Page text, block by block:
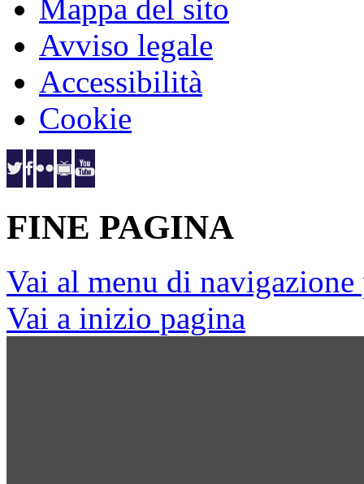
Mappa del sito
Avviso legale
Accessibilità
Cookie
FINE PAGINA
Vai al menu di
Vai a inizio pagina